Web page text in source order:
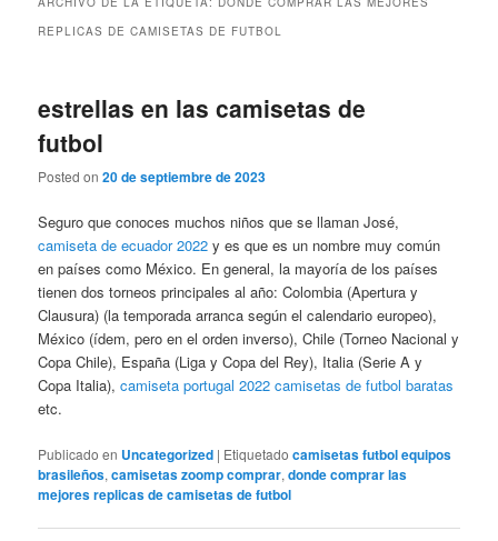
REPLICAS DE CAMISETAS DE FUTBOL
estrellas en las camisetas de
futbol
Posted on20 de septiembre de 2023
Seguro que conoces muchos niños que se llaman José,
camiseta de ecuador 2022 y es que es un nombre muy común
en países como México. En general, la mayoría de los países
tienen dos torneos principales al año: Colombia (Apertura y
Clausura) (la temporada arranca según el calendario europeo),
México (ídem, pero en el orden inverso), Chile (Torneo Nacional y
Copa Chile), España (Liga y Copa del Rey), Italia (Serie A y
Copa Italia),camiseta portugal 2022 camisetas de futbol baratas
etc.
Publicado en Uncategorized | Etiquetado camisetas futbol equipos
brasileños,camisetas zoomp comprar,donde comprar las
mejores replicas de camisetas de futbol